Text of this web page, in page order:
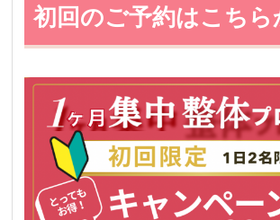
初回のご予約はこちら